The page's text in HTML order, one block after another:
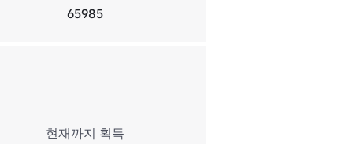
65985
현재까지 획득